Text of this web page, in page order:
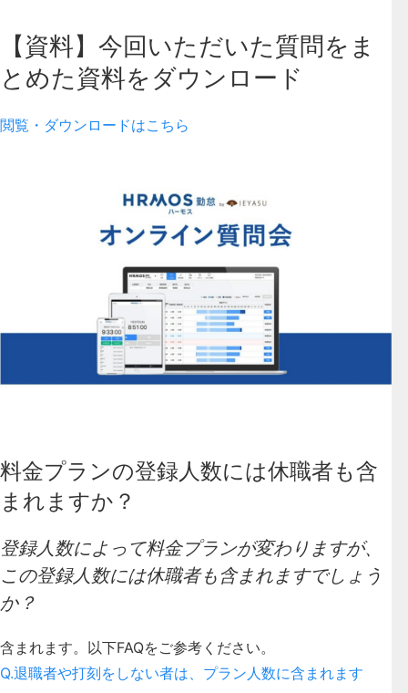
【資料】今回いただいた質問をま
とめた資料をダウンロード
閲覧・ダウンロードはこちら
料金プランの登録人数には休職者も含
まれますか？
登録人数によって料金プランが変わりますが、
この登録人数には休職者も含まれますでしょう
か？
含まれます。以下FAQをご参考ください。
Q.退職者や打刻をしない者は、プラン人数に含まれます